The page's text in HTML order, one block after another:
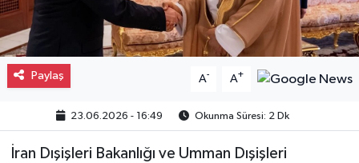
Paylaş A- A+
23.06.2026 - 16:49 Okunma Süresi: 2 Dk
İran Dışişleri Bakanlığı ve Umman Dışişleri